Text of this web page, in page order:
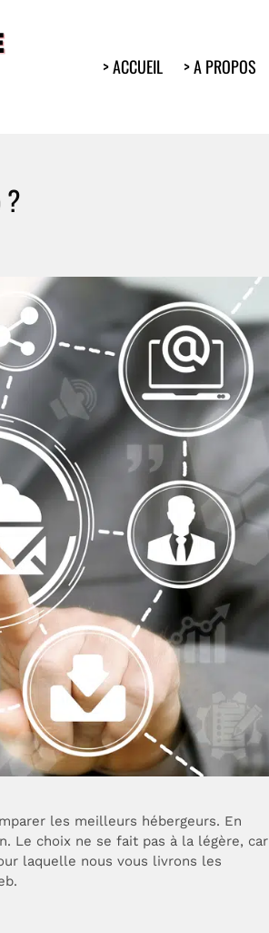
> ACCUEIL > A PROPOS
les meilleurs hébergeurs. En
Le choix ne se fait pas à la légère, car
laquelle nous vous livrons les